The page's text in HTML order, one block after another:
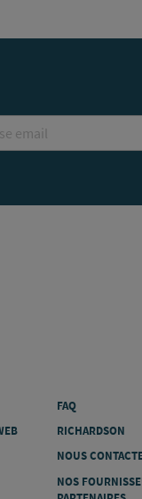
FAQ
RICHARDSON
NOUS
NOS